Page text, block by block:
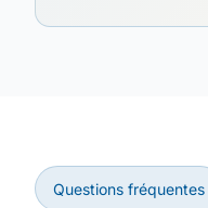
Questions fréquentes